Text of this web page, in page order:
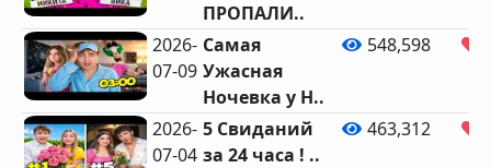
ПРОПАЛИ..
2026-
07-09
Самая
Ужасная
Ночевка у Н..
548,598
2026-
07-04
5 Свиданий
за 24 часа ! ..
463,312